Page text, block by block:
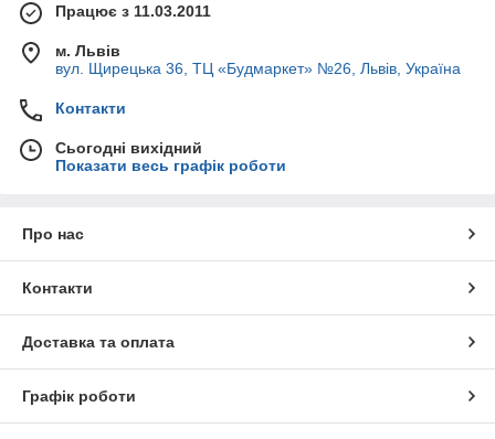
Працює з 11.03.2011
м. Львів
вул. Щирецька 36, ТЦ «Будмаркет» №26, Львів, Україна
Контакти
Сьогодні вихідний
Показати весь графік роботи
Про нас
Контакти
Доставка та оплата
Графік роботи